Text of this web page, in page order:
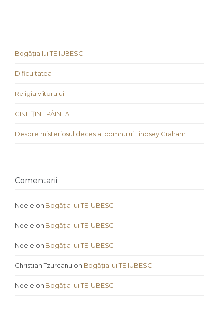
Bogăția lui TE IUBESC
Dificultatea
Religia viitorului
CINE ȚINE PÂINEA
Despre misteriosul deces al domnului Lindsey Graham
Comentarii
Neele on Bogăția lui TE IUBESC
Neele on Bogăția lui TE IUBESC
Neele on Bogăția lui TE IUBESC
Christian Tzurcanu on Bogăția lui TE IUBESC
Neele on Bogăția lui TE IUBESC